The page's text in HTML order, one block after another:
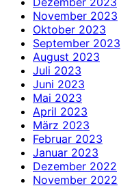
November 2023
Oktober 2023
September 2023
August 2023
Juli 2023
Juni 2023
Mai 2023
April 2023
März 2023
Februar 2023
Januar 2023
Dezember 2022
November 2022